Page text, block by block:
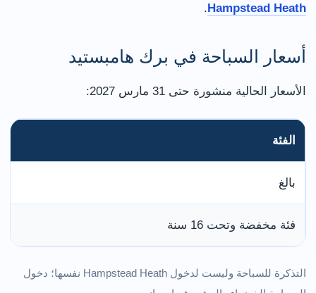
Hampstead Heath
.
أسعار السباحة في برك هامبستيد
الأسعار الحالية منشورة حتى 31 مارس 2027:
الفئة
بالغ
فئة مخفضة وتحت 16 سنة
التذكرة للسباحة وليست لدخول Hampstead Heath نفسها؛ دخول